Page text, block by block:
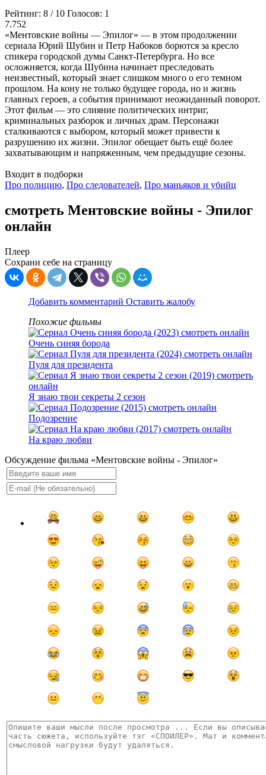
Рейтинг: 8 / 10 Голосов: 1
7.752
«Ментовские войны — Эпилог» — в этом продолжении
сериала Юрий Шубин и Петр Набоков борются за кресло
спикера городской думы Санкт-Петербурга. Но все
осложняется, когда Шубина начинает преследовать
неизвестный, который знает слишком много о его темном
прошлом. На кону не только будущее города, но и жизнь
главных героев, а события принимают неожиданный поворот.
Этот фильм — это слияние политических интриг,
криминальных разборок и личных драм. Персонажи
сталкиваются с выбором, который может привести к
разрушению их жизни. Эпилог обещает быть ещё более
захватывающим и напряженным, чем предыдущие сезоны.
Входит в подборки
Про полицию, Про следователей, Про маньяков и убийц
смотреть Ментовские войны - Эпилог
онлайн
Плеер
Сохрани себе на страницу
Добавить комментарий Оставить жалобу
Похожие фильмы
Очень синяя борода
Пуля для президента
Я знаю твои секреты 2 сезон
Подозрение
На краю любви
Обсуждение фильма «Ментовские войны - Эпилог»